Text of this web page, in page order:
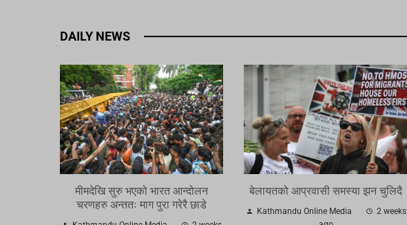
DAILY NEWS
मीमदेखि सुरु भएको भारत आन्दोलन
चरणहरु अन्ततः माग पुरा गरेरै छाडे
बेलायतको आप्रवासी समस्या झन चुलिदै
Kathmandu Online Media
2 weeks